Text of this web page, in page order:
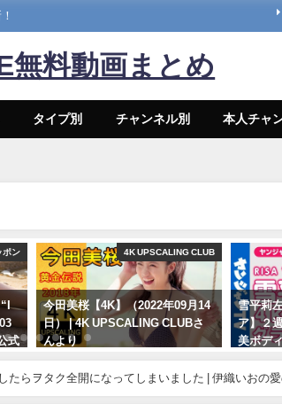
無料動画まとめ
タイプ別 チャンネル別 本人チャ
ポン
式
4K UPSCALING CLUB
今田美桜【4K】（2022年09月14
日） | 4K UPSCALING CLUBさ
んより
雪平莉
ア】２
美ボデ
笑みの
笑み！
着撮影
たらヲタク全開になってしまいました | 伊織いおの